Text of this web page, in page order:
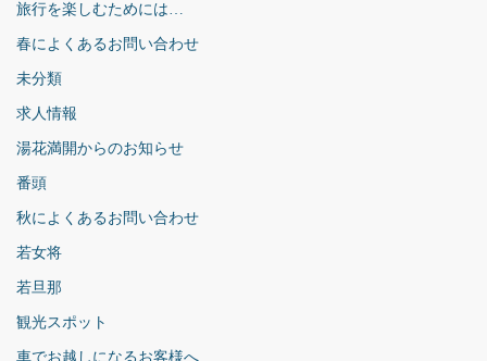
旅行を楽しむためには…
春によくあるお問い合わせ
未分類
求人情報
湯花満開からのお知らせ
番頭
秋によくあるお問い合わせ
若女将
若旦那
観光スポット
車でお越しになるお客様へ